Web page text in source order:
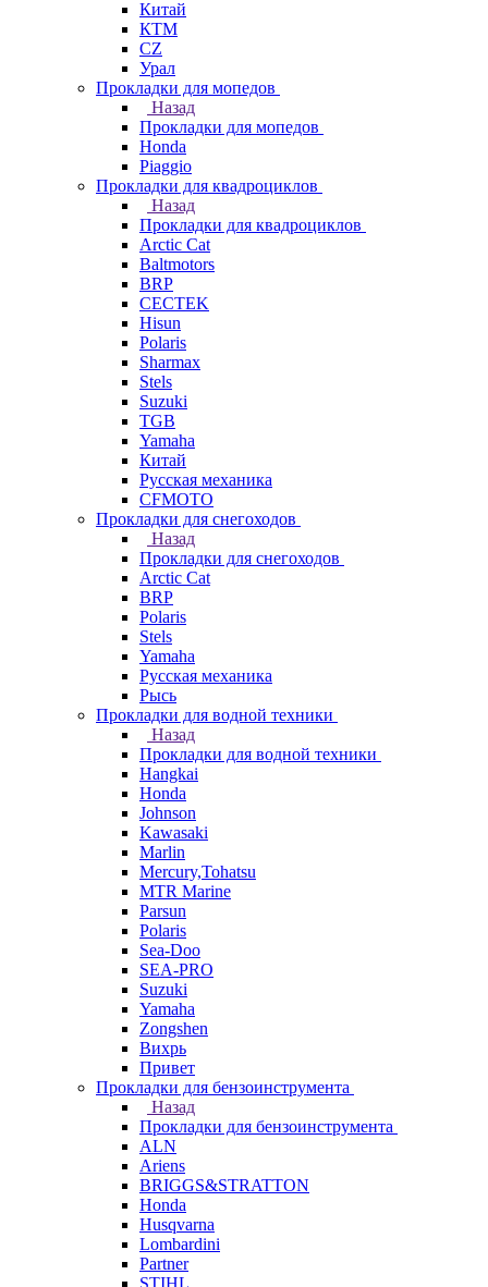
Китай
КТМ
СZ
Урал
Прокладки для мопедов
Назад
Прокладки для мопедов
Honda
Piaggio
Прокладки для квадроциклов
Назад
Прокладки для квадроциклов
Arctic Cat
Baltmotors
BRP
CECTEK
Hisun
Polaris
Sharmax
Stels
Suzuki
TGB
Yamaha
Китай
Русская механика
СFMOTO
Прокладки для снегоходов
Назад
Прокладки для снегоходов
Arctic Cat
BRP
Polaris
Stels
Yamaha
Русская механика
Рысь
Прокладки для водной техники
Назад
Прокладки для водной техники
Hangkai
Honda
Johnson
Kawasaki
Marlin
Mercury,Tohatsu
MTR Marine
Parsun
Polaris
Sea-Doo
SEA-PRO
Suzuki
Yamaha
Zongshen
Вихрь
Привет
Прокладки для бензоинструмента
Назад
Прокладки для бензоинструмента
ALN
Ariens
BRIGGS&STRATTON
Honda
Husqvarna
Lombardini
Partner
STIHL